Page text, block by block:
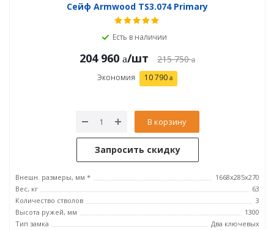
Сейф Armwood TS3.074 Primary
Есть в наличии
204 960 /шт 215 750
Экономия 10 790
В корзину
Запросить скидку
Внешн. размеры, мм *
1668х285х270
Вес, кг
63
Количество стволов
3
Высота ружей, мм
1300
Тип замка
Два ключевых